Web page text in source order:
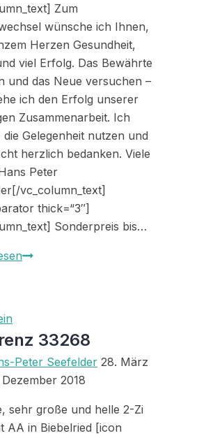
Zum
wünsche ich Ihnen,
Herzen Gesundheit,
viel Erfolg. Das Bewährte
und das Neue versuchen –
ich den Erfolg unserer
Zusammenarbeit. Ich
die Gelegenheit nutzen und
herzlich bedanken. Viele
Peter
vc_column_text]
thick=“3″]
Sonderpreis bis…
Ein
201733268
Peter Seefelder 28. März
Dezember 2018
sehr große und helle 2-Zi
AA in Biebelried [icon